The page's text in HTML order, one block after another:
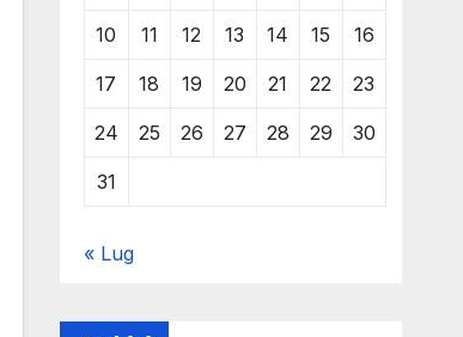
10 11 12 13 14 15 16
17 18 19 20 21 22 23
24 25 26 27 28 29 30
31
« Lug